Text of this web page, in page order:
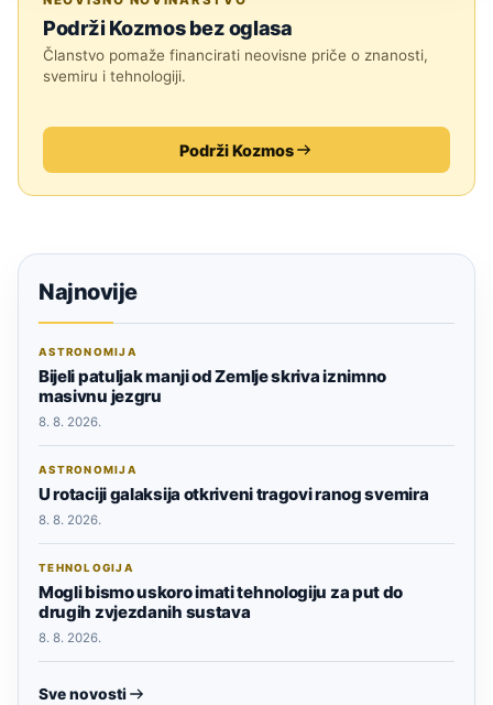
Podrži Kozmos bez oglasa
Članstvo pomaže financirati neovisne priče o znanosti,
svemiru i tehnologiji.
Podrži Kozmos
Najnovije
ASTRONOMIJA
Bijeli patuljak manji od Zemlje skriva iznimno
masivnu jezgru
8. 8. 2026.
ASTRONOMIJA
U rotaciji galaksija otkriveni tragovi ranog svemira
8. 8. 2026.
TEHNOLOGIJA
Mogli bismo uskoro imati tehnologiju za put do
drugih zvjezdanih sustava
8. 8. 2026.
Sve novosti